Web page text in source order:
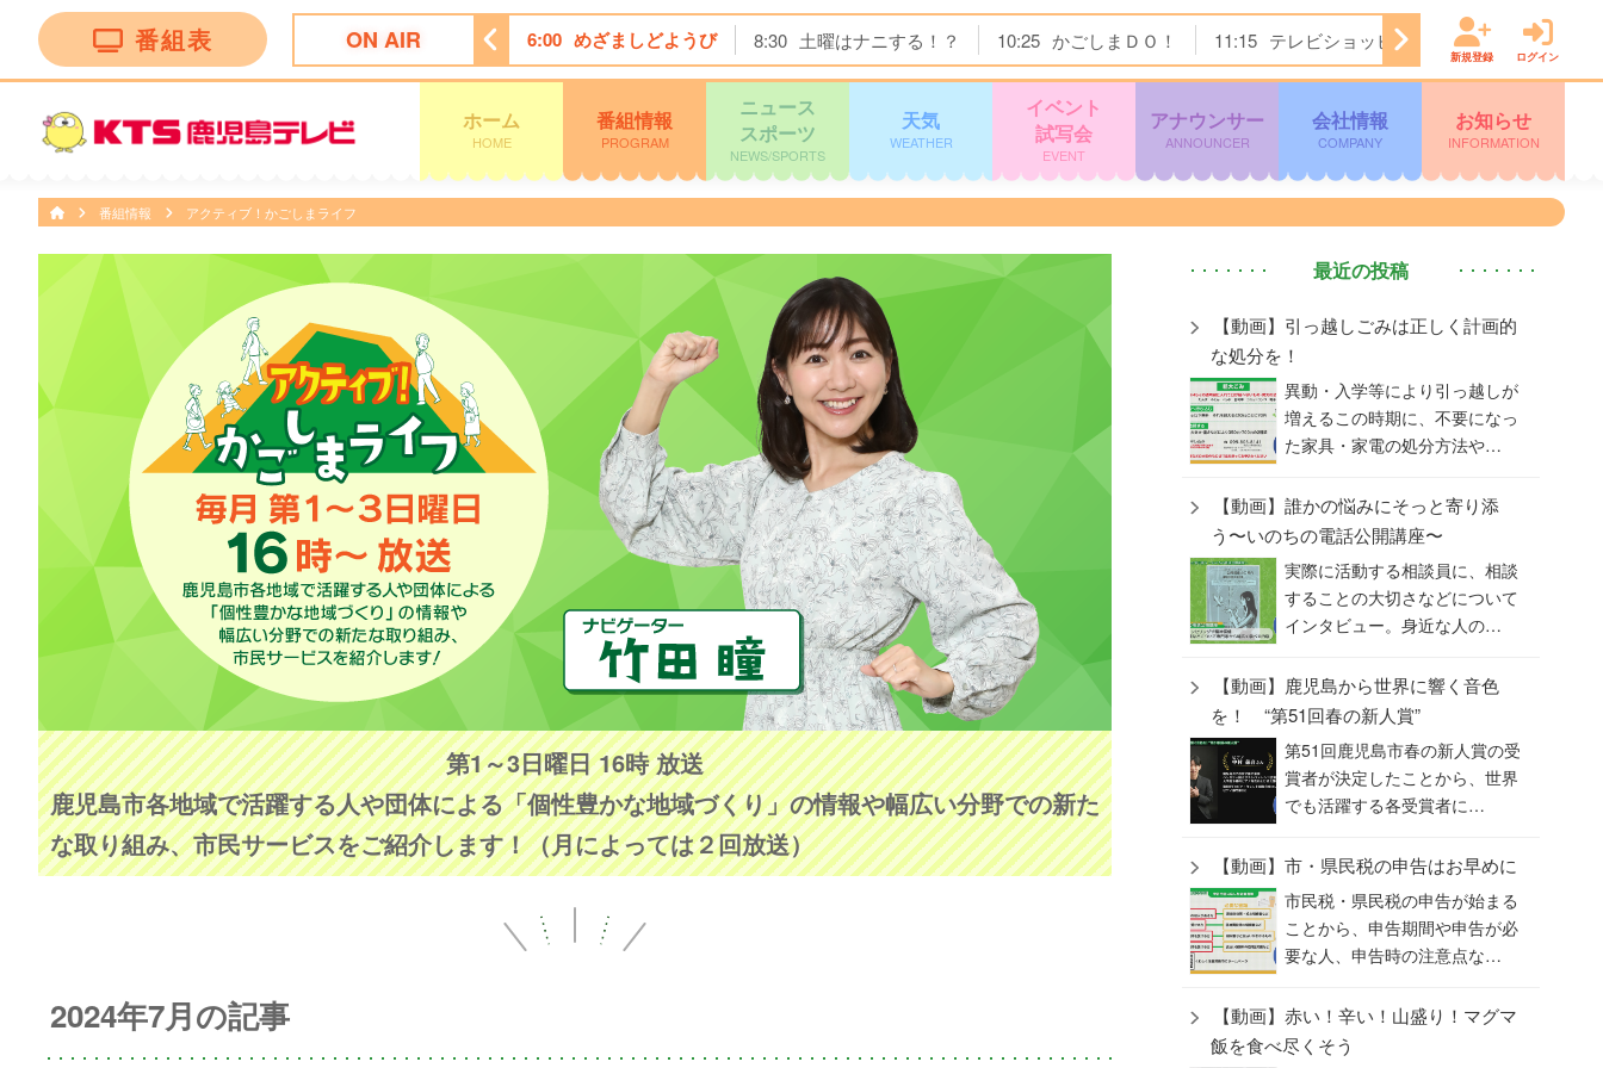
番組表 ON AIR
ーニーズテレビショッピング ＴＨＥフィッシング 6:00 めざましどようび 8:30 土曜はナニする！？ 10:25 かごしまＤＯ！ 11:15 テレビショッピング 11:45 ぽよチャ
新規登録 ログイン
ホーム
HOME
番組情報
PROGRAM
ニュース
スポーツ
NEWS/SPORTS
天気
WEATHER
イベント
試写会
EVENT
アナウンサー
ANNOUNCER
会社情報
COMPANY
お知らせ
INFORMATION
番組情報 アクティブ！かごしまライフ
第1～3日曜日 16時 放送
鹿児島市各地域で活躍する人や団体による「個性豊かな地域づくり」の情報や幅広い分野での新た
な取り組み、市民サービスをご紹介します！（月によっては２回放送）
2024年7月の記事
最近の投稿
【動画】引っ越しごみは正しく計画的
な処分を！
異動・入学等により引っ越しが
増えるこの時期に、不要になっ
た家具・家電の処分方法や…
【動画】誰かの悩みにそっと寄り添
う〜いのちの電話公開講座〜
実際に活動する相談員に、相談
することの大切さなどについて
インタビュー。身近な人の…
【動画】鹿児島から世界に響く音色
を！ “第51回春の新人賞”
第51回鹿児島市春の新人賞の受
賞者が決定したことから、世界
でも活躍する各受賞者に…
【動画】市・県民税の申告はお早めに
市民税・県民税の申告が始まる
ことから、申告期間や申告が必
要な人、申告時の注意点な…
【動画】赤い！辛い！山盛り！マグマ
飯を食べ尽くそう